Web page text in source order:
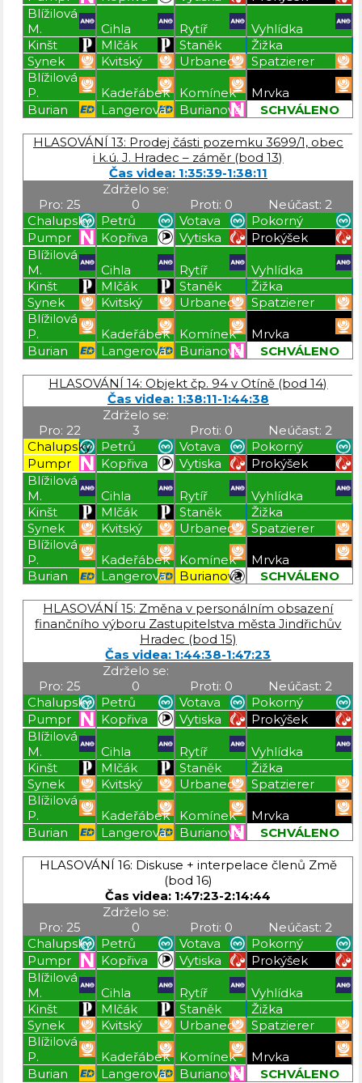
Blížilová
M.
Cihla Rytíř
Vyhlídka
Kinšt
Mlčák Staněk
Žižka
Synek
Kvitský Urbanec
Spatzierer
Blížilová
P.
Kadeřábek Komínek
Mrvka
Burian
Langerová Burianová
SCHVÁLENO
HLASOVÁNÍ 13: Prodej části pozemku 3699/1, obec
i k.ú. J. Hradec – záměr (bod 13)
Čas videa: 1:35:39-1:38:11
Pro: 25
Zdrželo se:
0
Proti: 0
Neúčast: 2
Chalupský
Petrů Votava
Pokorný
Pumpr
Kopřiva Vytiska
Prokýšek
Blížilová
M.
Cihla Rytíř
Vyhlídka
Kinšt
Mlčák Staněk
Žižka
Synek
Kvitský Urbanec
Spatzierer
Blížilová
P.
Kadeřábek Komínek
Mrvka
Burian
Langerová Burianová
SCHVÁLENO
HLASOVÁNÍ 14: Objekt čp. 94 v Otíně (bod 14)
Čas videa: 1:38:11-1:44:38
Pro: 22
Zdrželo se:
3
Proti: 0
Neúčast: 2
Chalupský
Petrů Votava
Pokorný
Pumpr
Kopřiva Vytiska
Prokýšek
Blížilová
M.
Cihla Rytíř
Vyhlídka
Kinšt
Mlčák Staněk
Žižka
Synek
Kvitský Urbanec
Spatzierer
Blížilová
P.
Kadeřábek Komínek
Mrvka
Burian
Langerová Burianová
SCHVÁLENO
HLASOVÁNÍ 15: Změna v personálním obsazení
finančního výboru Zastupitelstva města Jindřichův
Hradec (bod 15)
Čas videa: 1:44:38-1:47:23
Pro: 25
Zdrželo se:
0
Proti: 0
Neúčast: 2
Chalupský
Petrů Votava
Pokorný
Pumpr
Kopřiva Vytiska
Prokýšek
Blížilová
M.
Cihla Rytíř
Vyhlídka
Kinšt
Mlčák Staněk
Žižka
Synek
Kvitský Urbanec
Spatzierer
Blížilová
P.
Kadeřábek Komínek
Mrvka
Burian
Langerová Burianová
SCHVÁLENO
HLASOVÁNÍ 16: Diskuse + interpelace členů Změ
(bod 16)
Čas videa: 1:47:23-2:14:44
Pro: 25
Zdrželo se:
0
Proti: 0
Neúčast: 2
Chalupský
Petrů Votava
Pokorný
Pumpr
Kopřiva Vytiska
Prokýšek
Blížilová
M.
Cihla Rytíř
Vyhlídka
Kinšt
Mlčák Staněk
Žižka
Synek
Kvitský Urbanec
Spatzierer
Blížilová
P.
Kadeřábek Komínek
Mrvka
Burian
Langerová Burianová
SCHVÁLENO